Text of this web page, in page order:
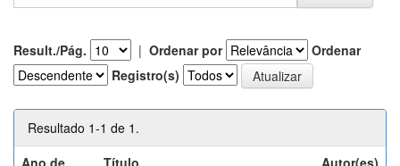
Result./Pág. | Ordenar por
Ordenar
Registro(s)
Resultado 1-1 de 1.
Ano de
Título Autor(es)